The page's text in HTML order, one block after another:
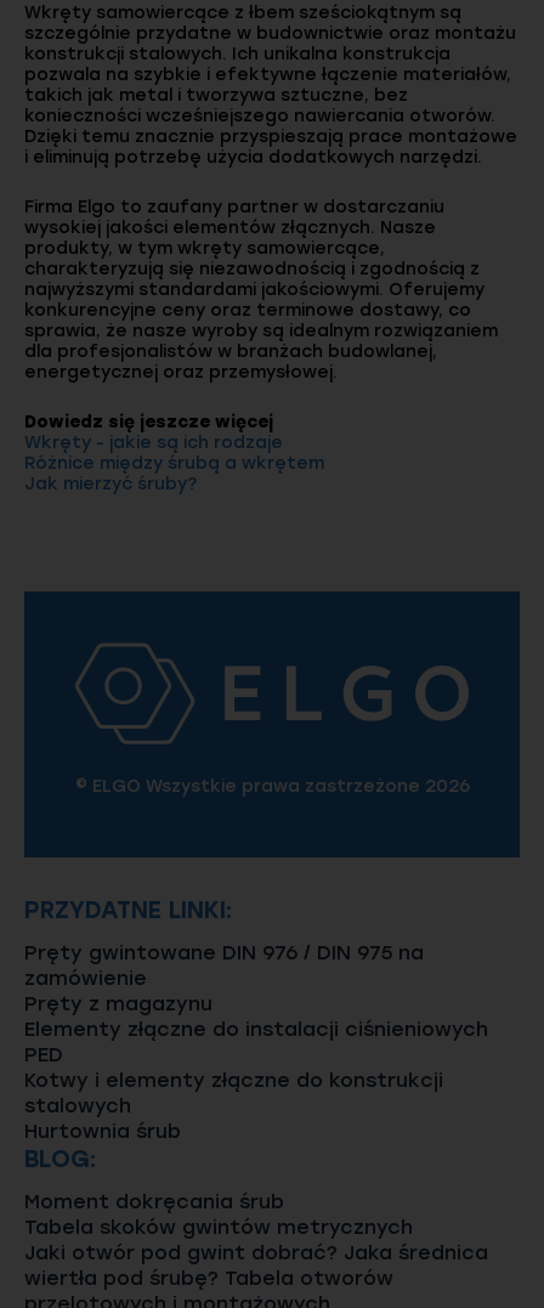
Wkręty samowiercące z łbem sześciokątnym są
szczególnie przydatne w budownictwie oraz montażu
konstrukcji stalowych. Ich unikalna konstrukcja
pozwala na szybkie i efektywne łączenie materiałów,
takich jak metal i tworzywa sztuczne, bez
konieczności wcześniejszego nawiercania otworów.
Dzięki temu znacznie przyspieszają prace montażowe
i eliminują potrzebę użycia dodatkowych narzędzi.
Firma Elgo to zaufany partner w dostarczaniu
wysokiej jakości elementów złącznych. Nasze
produkty, w tym wkręty samowiercące,
charakteryzują się niezawodnością i zgodnością z
najwyższymi standardami jakościowymi. Oferujemy
konkurencyjne ceny oraz terminowe dostawy, co
sprawia, że nasze wyroby są idealnym rozwiązaniem
dla profesjonalistów w branżach budowlanej,
energetycznej oraz przemysłowej.
Dowiedz się jeszcze więcej
Wkręty - jakie są ich rodzaje
Różnice między śrubą a wkrętem
Jak mierzyć śruby?
© ELGO Wszystkie prawa zastrzeżone 2026
PRZYDATNE LINKI:
Pręty gwintowane DIN 976 / DIN 975 na
zamówienie
Pręty z magazynu
Elementy złączne do instalacji ciśnieniowych
PED
Kotwy i elementy złączne do konstrukcji
stalowych
Hurtownia śrub
BLOG:
Moment dokręcania śrub
Tabela skoków gwintów metrycznych
Jaki otwór pod gwint dobrać? Jaka średnica
wiertła pod śrubę? Tabela otworów
przelotowych i montażowych